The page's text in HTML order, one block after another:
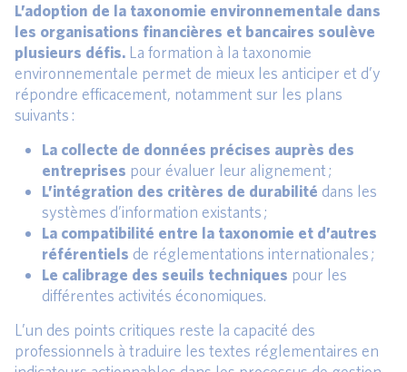
L’adoption de la taxonomie environnementale dans
les organisations financières et bancaires soulève
plusieurs défis. La formation à la taxonomie
environnementale permet de mieux les anticiper et d’y
répondre efficacement, notamment sur les plans
suivants :
La collecte de données précises auprès des
entreprises pour évaluer leur alignement ;
L’intégration des critères de durabilité dans les
systèmes d’information existants ;
La compatibilité entre la taxonomie et d’autres
référentiels de réglementations internationales ;
Le calibrage des seuils techniques pour les
différentes activités économiques.
L’un des points critiques reste la capacité des
professionnels à traduire les textes réglementaires en